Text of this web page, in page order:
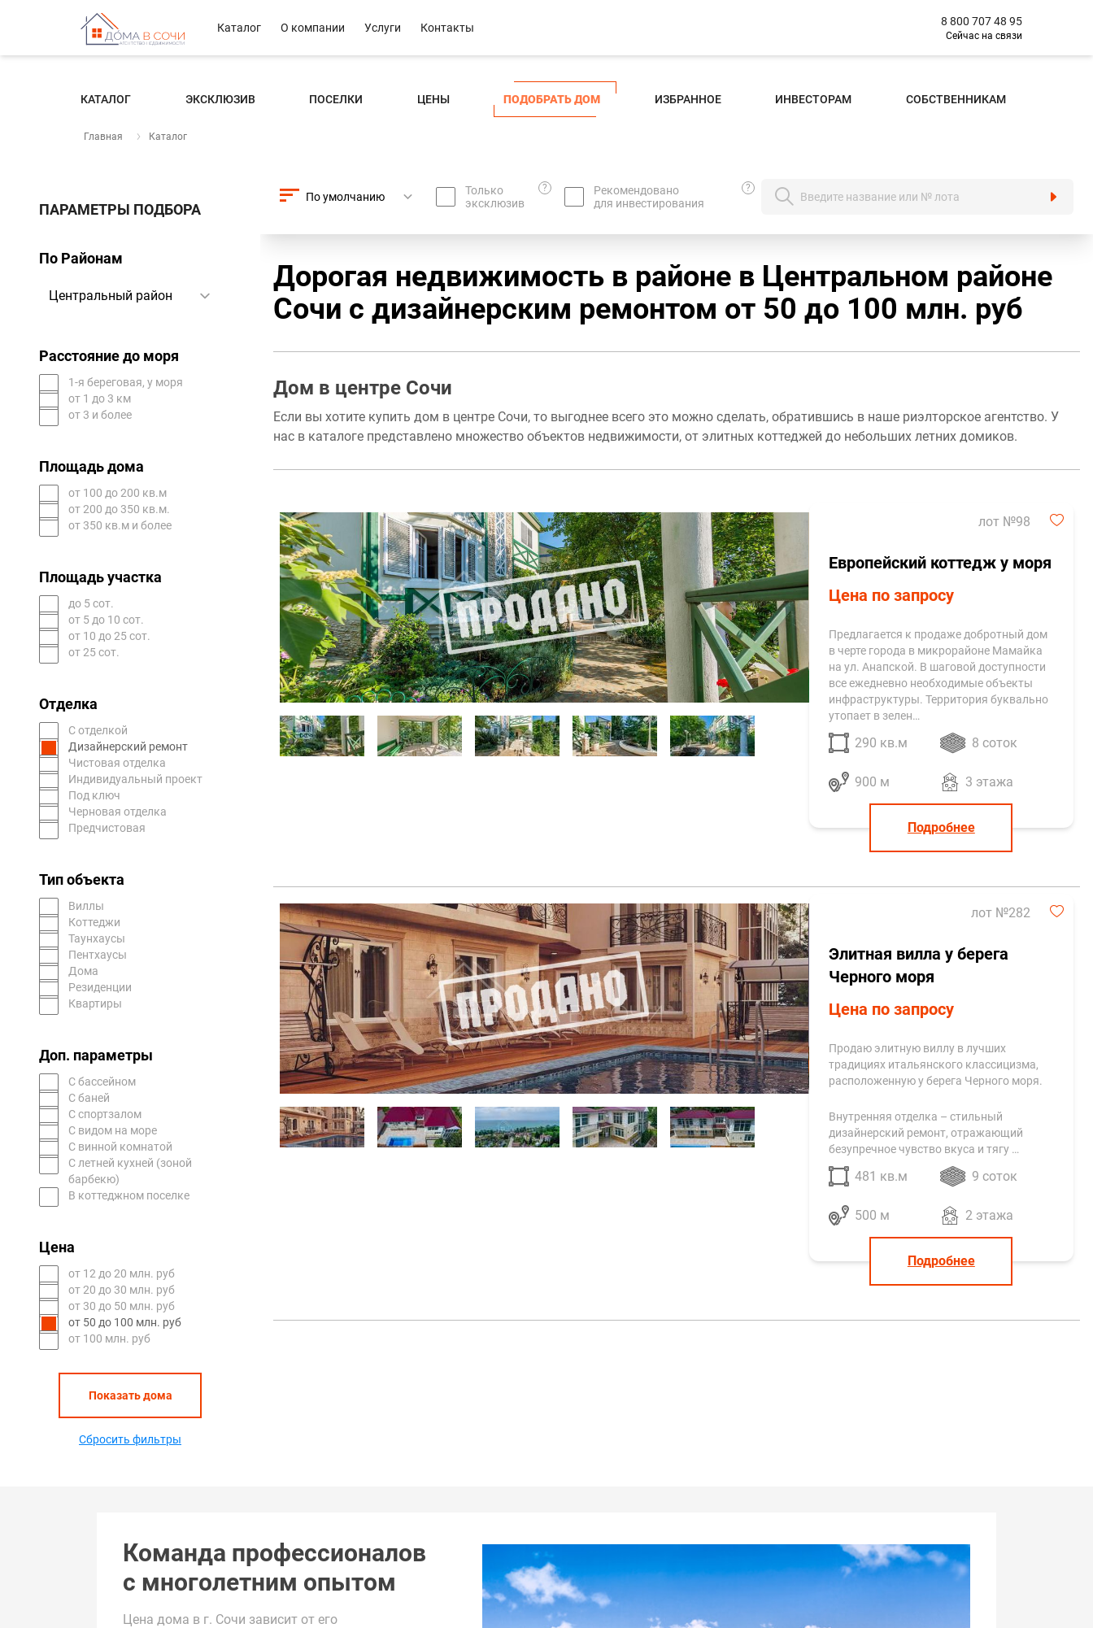
Каталог О компании Услуги Контакты 8 800 707 48 95
Сейчас на связи
КАТАЛОГ ЭКСКЛЮЗИВ ПОСЕЛКИ ЦЕНЫ ПОДОБРАТЬ ДОМ ИЗБРАННОЕ ИНВЕСТОРАМ СОБСТВЕННИКАМ
Главная Каталог
ПАРАМЕТРЫ ПОДБОРА
По Районам
Расстояние до моря
1-я береговая, у моря
от 1 до 3 км
от 3 и более
Площадь дома
от 100 до 200 кв.м
от 200 до 350 кв.м.
от 350 кв.м и более
Площадь участка
до 5 сот.
от 5 до 10 сот.
от 10 до 25 сот.
от 25 сот.
Отделка
С отделкой
Дизайнерский ремонт
Чистовая отделка
Индивидуальный проект
Под ключ
Черновая отделка
Предчистовая
Тип объекта
Виллы
Коттеджи
Таунхаусы
Пентхаусы
Дома
Резиденции
Квартиры
Доп. параметры
С бассейном
С баней
С спортзалом
С видом на море
С винной комнатой
С летней кухней (зоной
барбекю)
В коттеджном поселке
Цена
oт 12 до 20 млн. руб
oт 20 до 30 млн. руб
oт 30 до 50 млн. руб
oт 50 до 100 млн. руб
от 100 млн. руб
Показать дома
Сбросить фильтры
Только
эксклюзив
?
Рекомендовано
для инвестирования
?
Дорогая недвижимость в районе в Центральном районе
Сочи с дизайнерским ремонтом oт 50 до 100 млн. руб
Дом в центре Сочи
Если вы хотите купить дом в центре Сочи, то выгоднее всего это можно сделать, обратившись в наше риэлторское агентство. У
нас в каталоге представлено множество объектов недвижимости, от элитных коттеджей до небольших летних домиков.
лот №98
Европейский коттедж у моря
Цена по запросу
Предлагается к продаже добротный дом
в черте города в микрорайоне Мамайка
на ул. Анапской. В шаговой доступности
все ежедневно необходимые объекты
инфраструктуры. Территория буквально
утопает в зелен…
290 кв.м 8 соток
900 м 3 этажа
Подробнее
лот №282
Элитная вилла у берега
Черного моря
Цена по запросу
Продаю элитную виллу в лучших
традициях итальянского классицизма,
расположенную у берега Черного моря.
Внутренняя отделка – стильный
дизайнерский ремонт, отражающий
безупречное чувство вкуса и тягу …
481 кв.м 9 соток
500 м 2 этажа
Подробнее
Команда профессионалов
с многолетним опытом
Цена дома в г. Сочи зависит от его